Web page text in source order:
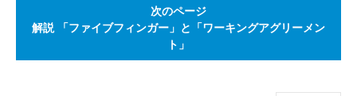
次のページ
解説 「ファイブフィンガー」と「ワーキングアグリーメン
ト」